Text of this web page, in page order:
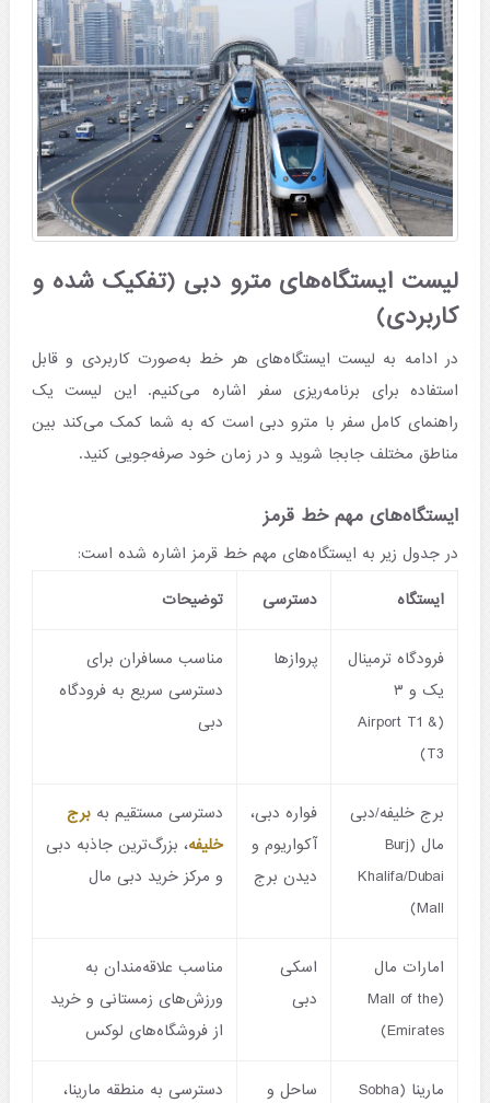
لیست ایستگاه‌های مترو دبی (تفکیک شده و
کاربردی)
در ادامه به لیست ایستگاه‌های هر خط به‌صورت کاربردی و قابل
استفاده برای برنامه‌ریزی سفر اشاره می‌کنیم. این لیست یک
راهنمای کامل سفر با مترو دبی است که به شما کمک می‌کند بین
مناطق مختلف جابجا شوید و در زمان خود صرفه‌جویی کنید.
ایستگاه‌های مهم خط قرمز
در جدول زیر به ایستگاه‌های مهم خط قرمز اشاره شده است:
ایستگاه
دسترسی توضیحات
فرودگاه ترمینال
یک و ۳
(Airport T1 &
T3)
پروازها
مناسب مسافران برای
دسترسی سریع به فرودگاه
دبی
برج خلیفه/دبی
مال (Burj
Khalifa/Dubai
Mall)
فواره دبی،
آکواریوم و
دیدن برج
دسترسی مستقیم به برج
خلیفه، بزرگ‌ترین جاذبه دبی
و مرکز خرید دبی مال
امارات مال
(Mall of the
Emirates)
اسکی
دبی
مناسب علاقه‌مندان به
ورزش‌های زمستانی و خرید
از فروشگاه‌های لوکس
مارینا (Sobha
ساحل و
دسترسی به منطقه مارینا،